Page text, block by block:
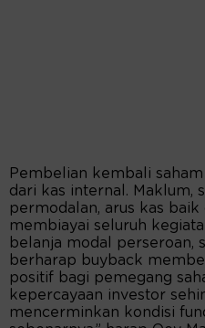
Pembelian kembali
dari kas internal. Maklum,
permodalan, arus kas baik
membiayai seluruh
belanja modal perseroan,
berharap buyback
positif bagi pemegang
kepercayaan investor
mencerminkan kondisi